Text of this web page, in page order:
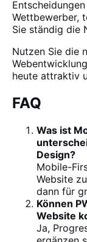
Wettbewerber,
Sie ständig die
Nutzen Sie die
heute attraktiv
FAQ
Was ist
Design?
Mobile-
Website
dann für
Können
Website
Ja,